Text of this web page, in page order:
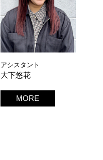
アシスタント
大下悠花
MORE